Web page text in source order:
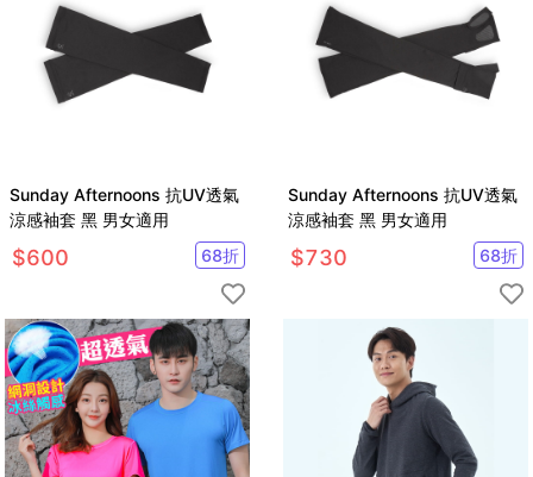
Sunday Afternoons 抗UV透氣
涼感袖套 黑 男女適用
$600 68折
Sunday Afternoons 抗UV透氣
涼感袖套 黑 男女適用
$730 68折